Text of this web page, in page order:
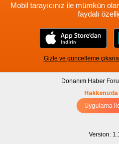
Uygulama
Mobil tarayıcınız ile mümkün
faydalı
Gizle ve güncelleme
Donanım Haber
Hakkımızda
Tam sürüm için
Version: